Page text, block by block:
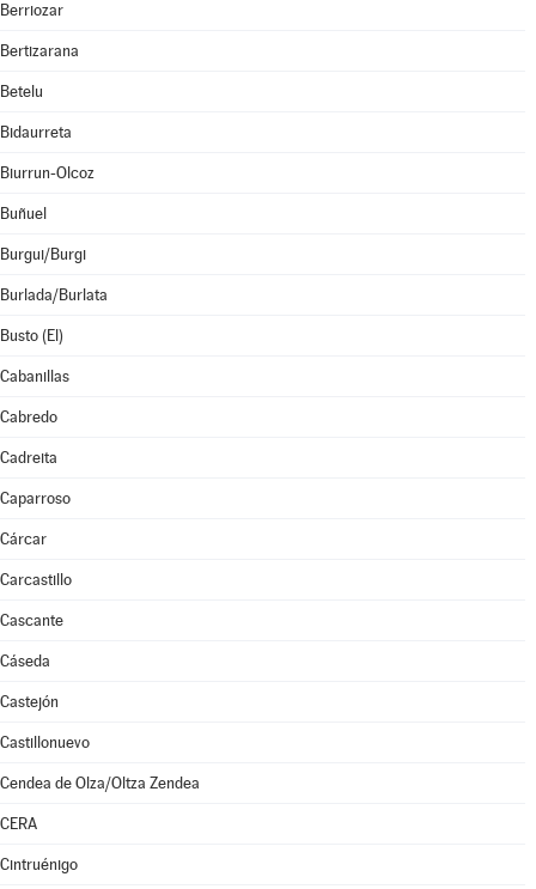
Berriozar
Bertizarana
Betelu
Bidaurreta
Biurrun-Olcoz
Buñuel
Burgui/Burgi
Burlada/Burlata
Busto (El)
Cabanillas
Cabredo
Cadreita
Caparroso
Cárcar
Carcastillo
Cascante
Cáseda
Castejón
Castillonuevo
Cendea de Olza/Oltza Zendea
CERA
Cintruénigo